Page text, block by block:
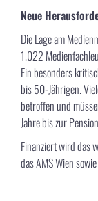
Neue
Die Lage am
1.022
Ein besonders
bis 50-Jährigen.
betroffen und
Jahre bis zur
Finanziert wird das
das AMS Wien